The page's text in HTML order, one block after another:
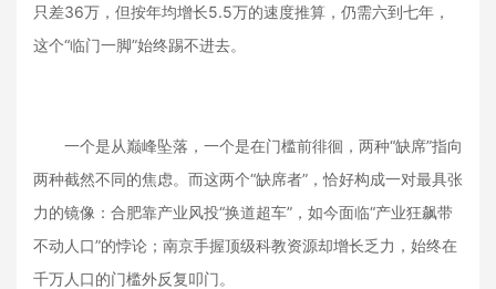
只差36万，但按年均增长5.5万的速度推算，仍需六到七年，
这个“临门一脚”始终踢不进去。
一个是从巅峰坠落，一个是在门槛前徘徊，两种“缺席”指向
两种截然不同的焦虑。而这两个“缺席者”，恰好构成一对最具张
力的镜像：合肥靠产业风投“换道超车”，如今面临“产业狂飙带
不动人口”的悖论；南京手握顶级科教资源却增长乏力，始终在
千万人口的门槛外反复叩门。